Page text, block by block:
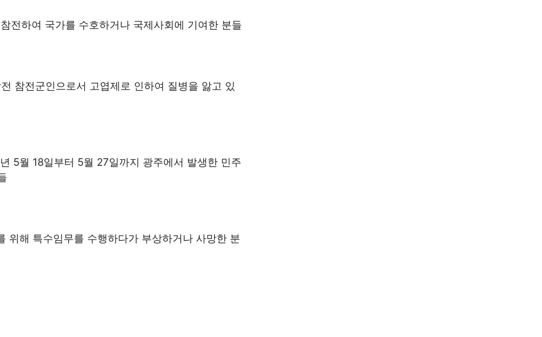
전하여 국가를 수호하거나 국제사회에 기여한 분들
참전군인으로서 고엽제로 인하여 질병을 앓고 있
5월 18일부터 5월 27일까지 광주에서 발생한 민주
위해 특수임무를 수행하다가 부상하거나 사망한 분